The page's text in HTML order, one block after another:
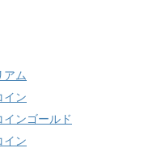
アム
イン
インゴールド
イン